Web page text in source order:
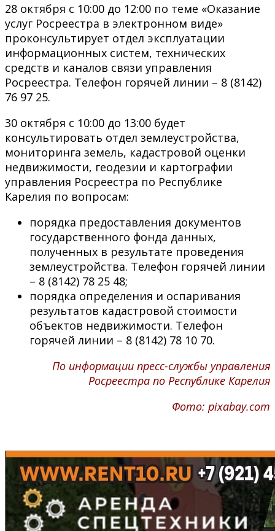
28 октября с 10:00 до 12:00 по теме «Оказание
услуг Росреестра в электронном виде»
проконсультирует отдел эксплуатации
информационных систем, технических
средств и каналов связи управления
Росреестра. Телефон горячей линии – 8 (8142)
76 97 25.
30 октября с 10:00 до 13:00 будет
консультировать отдел землеустройства,
мониторинга земель, кадастровой оценки
недвижимости, геодезии и картографии
управления Росреестра по Республике
Карелия по вопросам:
порядка предоставления документов
государственного фонда данных,
полученных в результате проведения
землеустройства. Телефон горячей линии
– 8 (8142) 78 25 48;
порядка определения и оспаривания
результатов кадастровой стоимости
объектов недвижимости. Телефон
горячей линии – 8 (8142) 78 10 70.
По информации пресс-службы управления
Росреестра по Республике Карелия
Фото: pixabay.com